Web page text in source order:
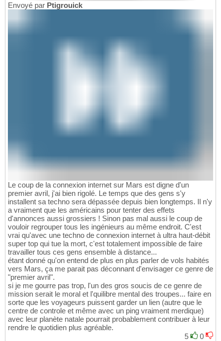
Envoyé par Ptigrouick
Le coup de la connexion internet sur Mars est digne d'un
premier avril, j'ai bien rigolé. Le temps que des gens s'y
installent sa techno sera dépassée depuis bien longtemps. Il n'y
a vraiment que les américains pour tenter des effets
d'annonces aussi grossiers ! Sinon pas mal aussi le coup de
vouloir regrouper tous les ingénieurs au même endroit. C'est
vrai qu'avec une techno de connexion internet à ultra haut-débit
super top qui tue la mort, c'est totalement impossible de faire
travailler tous ces gens ensemble à distance...
étant donné qu'on entend de plus en plus parler de vols habités
vers Mars, ça me parait pas déconnant d'envisager ce genre de
"premier avril".
si je me gourre pas trop, l'un des gros soucis de ce genre de
mission serait le moral et l'quilibre mental des troupes... faire en
sorte que les voyageurs puissent garder un lien (autre que le
centre de controle et même avec un ping vraiment merdique)
avec leur planète natale pourrait probablement contribuer à leur
rendre le quotidien plus agréable.
5
0